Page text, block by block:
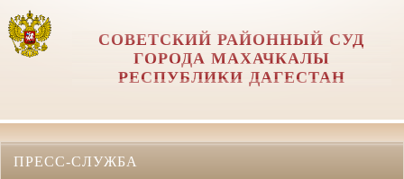
СОВЕТСКИЙ РАЙОННЫЙ СУД
ГОРОДА МАХАЧКАЛЫ
РЕСПУБЛИКИ ДАГЕСТАН
ПРЕСС-СЛУЖБА